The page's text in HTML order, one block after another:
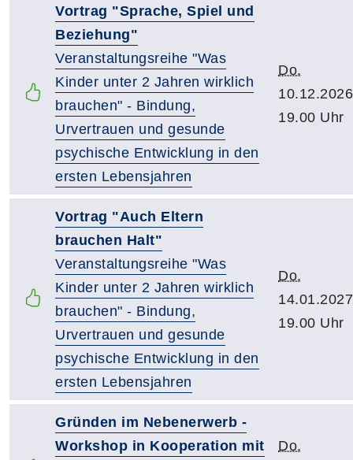
Vortrag "Sprache, Spiel und
Beziehung"
Veranstaltungsreihe "Was
Kinder unter 2 Jahren wirklich
brauchen" - Bindung,
Urvertrauen und gesunde
psychische Entwicklung in den
ersten Lebensjahren
Do.
19.00 Uhr
Vortrag "Auch Eltern
brauchen Halt"
Veranstaltungsreihe "Was
Kinder unter 2 Jahren wirklich
brauchen" - Bindung,
Urvertrauen und gesunde
psychische Entwicklung in den
ersten Lebensjahren
Do.
19.00 Uhr
Gründen im Nebenerwerb -
Workshop in Kooperation mit
Do.